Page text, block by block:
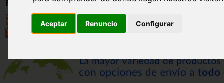
Aceptar Renuncio Configurar
Registro